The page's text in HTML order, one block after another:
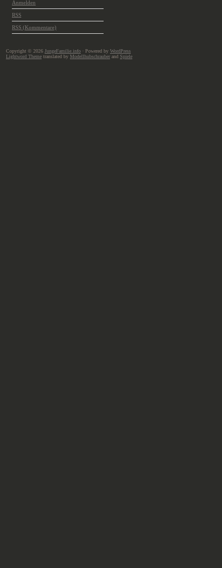
Anmelden
RSS
RSS (Kommentare)
Copyright © 2026 JungeFamilie.info · Powered by WordPress
Lightword Theme translated by Modellhubschrauber and Spiele